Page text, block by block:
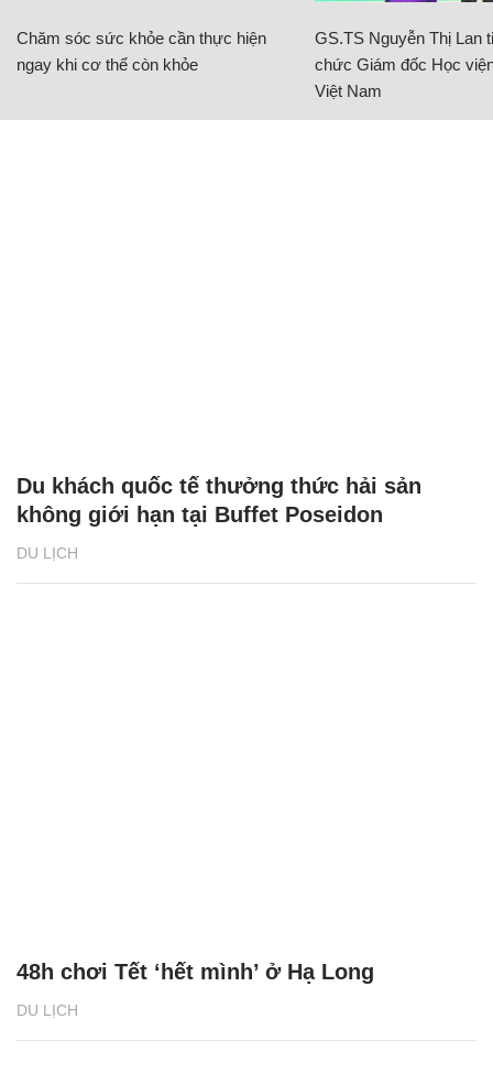
Chăm sóc sức khỏe cần thực hiện
ngay khi cơ thể còn khỏe
GS.TS Nguyễn Thị Lan
chức Giám đốc Học
Việt Nam
DU LỊCH
Du khách quốc tế thưởng thức hải sản
không giới hạn tại Buffet Poseidon
DU LỊCH
48h chơi Tết ‘hết mình’ ở Hạ Long